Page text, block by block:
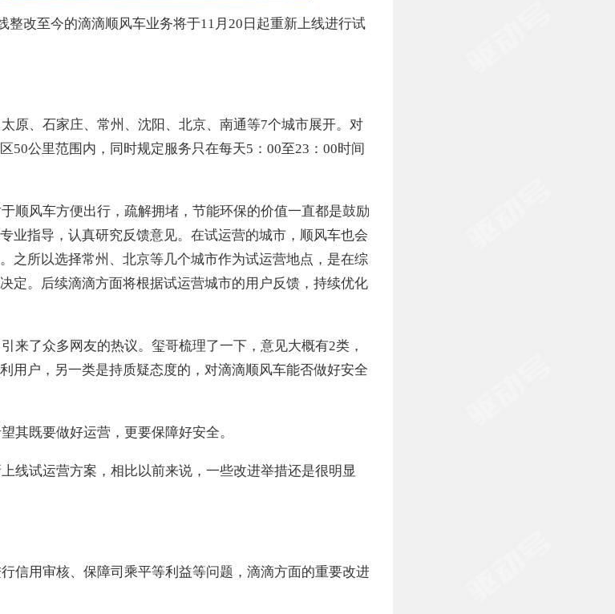
整改至今的滴滴顺风车业务将于11月20日起重新上线进行试
原、石家庄、常州、沈阳、北京、南通等7个城市展开。对
50公里范围内，同时规定服务只在每天5：00至23：00时间
顺风车方便出行，疏解拥堵，节能环保的价值一直都是鼓励
业指导，认真研究反馈意见。在试运营的城市，顺风车也会
之所以选择常州、北京等几个城市作为试运营地点，是在综
定。后续滴滴方面将根据试运营城市的用户反馈，持续优化
来了众多网友的热议。玺哥梳理了一下，意见大概有2类，
用户，另一类是持质疑态度的，对滴滴顺风车能否做好安全
其既要做好运营，更要保障好安全。
线试运营方案，相比以前来说，一些改进举措还是很明显
信用审核、保障司乘平等利益等问题，滴滴方面的重要改进